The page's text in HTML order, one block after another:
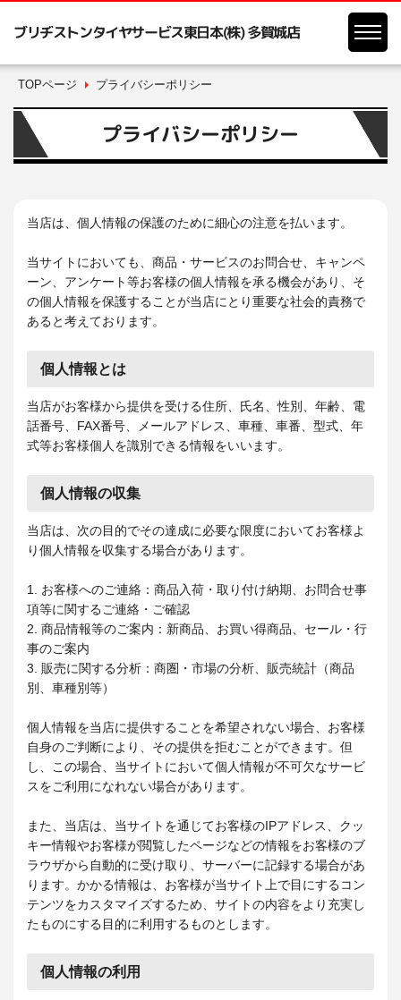
ブリヂストンタイヤサービス東日本(株) 多賀城店
TOPページ プライバシーポリシー
プライバシーポリシー
当店は、個人情報の保護のために細心の注意を払います。
当サイトにおいても、商品・サービスのお問合せ、キャンペ
ーン、アンケート等お客様の個人情報を承る機会があり、そ
の個人情報を保護することが当店にとり重要な社会的責務で
あると考えております。
個人情報とは
当店がお客様から提供を受ける住所、氏名、性別、年齢、電
話番号、FAX番号、メールアドレス、車種、車番、型式、年
式等お客様個人を識別できる情報をいいます。
個人情報の収集
当店は、次の目的でその達成に必要な限度においてお客様よ
り個人情報を収集する場合があります。
1. お客様へのご連絡：商品入荷・取り付け納期、お問合せ事
項等に関するご連絡・ご確認
2. 商品情報等のご案内：新商品、お買い得商品、セール・行
事のご案内
3. 販売に関する分析：商圏・市場の分析、販売統計（商品
別、車種別等）
個人情報を当店に提供することを希望されない場合、お客様
自身のご判断により、その提供を拒むことができます。但
し、この場合、当サイトにおいて個人情報が不可欠なサービ
スをご利用になれない場合があります。
また、当店は、当サイトを通じてお客様のIPアドレス、クッ
キー情報やお客様が閲覧したページなどの情報をお客様のブ
ラウザから自動的に受け取り、サーバーに記録する場合があ
ります。かかる情報は、お客様が当サイト上で目にするコン
テンツをカスタマイズするため、サイトの内容をより充実し
たものにする目的に利用するものとします。
個人情報の利用